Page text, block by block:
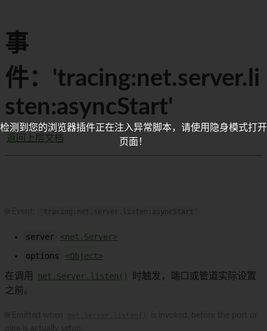
事
件：'tracing:net.server.li
sten:asyncStart'
返回上层文档
server
<net.Server>
options
<Object>
在调用 net.Server.listen()
时触发，端口或管道实际设置
之前。
检测到您的浏览器插件正在注入异常脚本，请使用隐身模式打开
页面！